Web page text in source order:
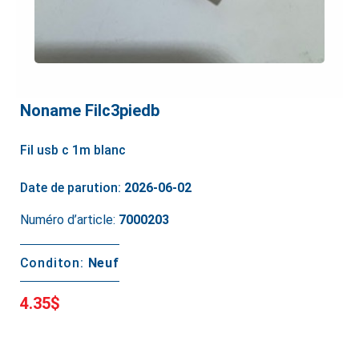
Noname Filc3piedb
Fil usb c 1m blanc
Date de parution: 2026-06-02
Numéro d’article: 7000203
Conditon: Neuf
4.35$